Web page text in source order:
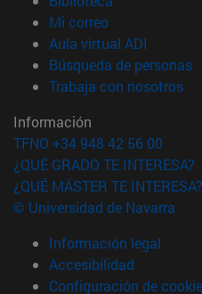
Mi correo(abre en
Aula virtual ADI
Búsqueda de personas
Trabaja con nosotros
Información
TFNO +34 948 42 56 00
¿QUÉ GRADO TE INTERESA?
¿QUÉ MÁSTER TE INTERESA?
© Universidad de Navarra
Información legal
Accesibilidad
Configuración de